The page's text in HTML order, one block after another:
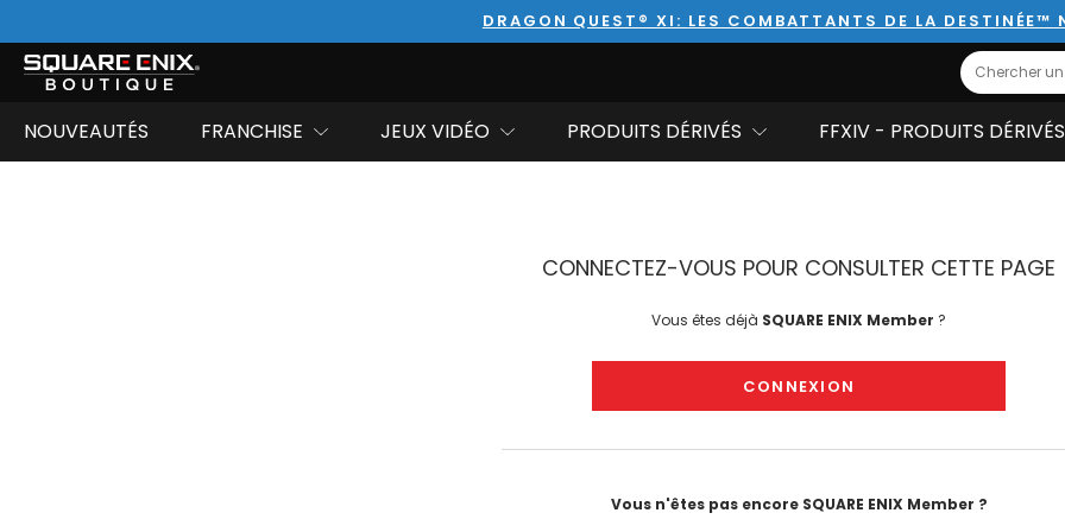
DRAGON QUEST® XI: LES COMBATTANTS DE LA DESTINÉE™
Search
NOUVEAUTÉS FRANCHISE JEUX VIDÉO PRODUITS DÉRIVÉS FFXIV - PRODUITS DÉRIVÉS
CONNECTEZ-VOUS POUR CONSULTER CETTE PAGE
Vous êtes déjà SQUARE ENIX Member ?
CONNEXION
Vous n'êtes pas encore SQUARE ENIX Member ?